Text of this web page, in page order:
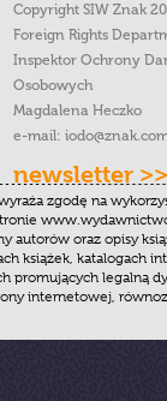
Copyright SIW Znak
Foreign Rights
Inspektor Ochrony
Osobowych
Magdalena Heczko
e-mail:
newsletter >>
zgodę na
autorów oraz opisy
książek, katalogach
promujących legalną
internetowej,